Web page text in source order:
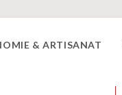
& ARTISANAT